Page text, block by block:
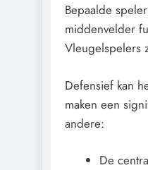
Bepaalde
middenvelder
Vleugelspelers
Defensief kan
maken een
andere:
De